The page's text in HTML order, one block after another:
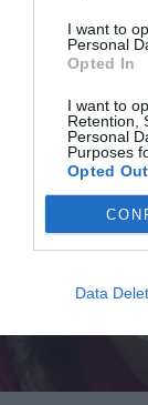
I want to
Personal
Opted In
I want to
Retention,
Personal
Purposes
Opted Out
Data
RECEPT